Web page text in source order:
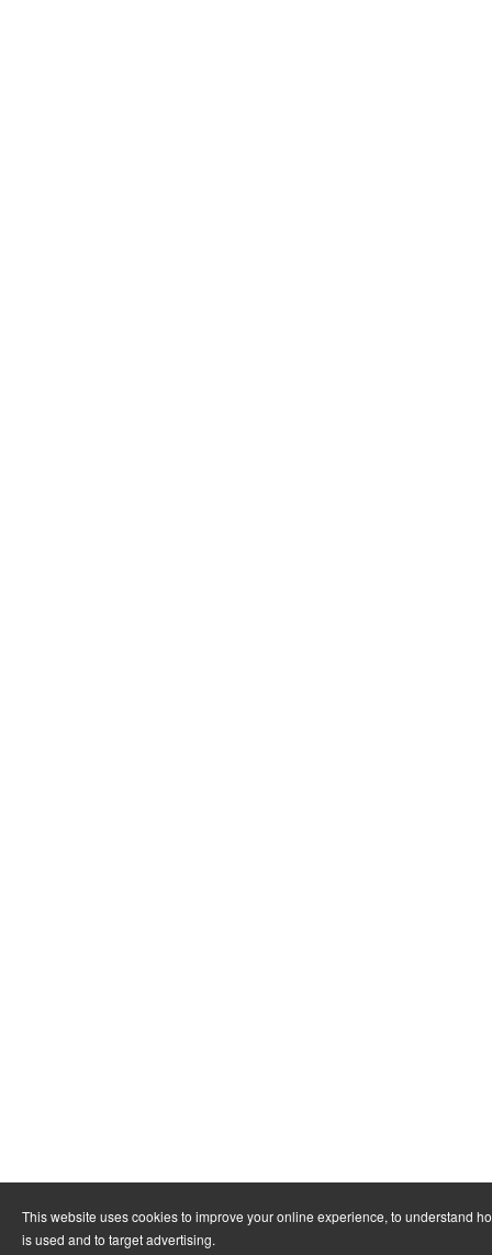
This website uses cookies to improve your online experience, to understand
is used and to target advertising.